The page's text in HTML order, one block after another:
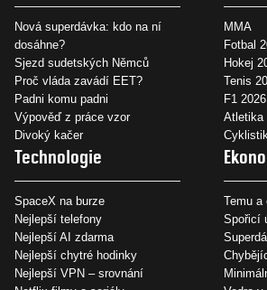
Nová superdávka: kdo na ní
dosáhne?
Sjezd sudetských Němců
Proč vláda zavádí EET?
Padni komu padni
Výpověď z práce vzor
Divoký kačer
MMA
Fotbal
Hokej
Tenis
F1 2026
Atletika
Technologie
SpaceX na burze
Nejlepší telefony
Nejlepší AI zdarma
Nejlepší chytré hodinky
Nejlepší VPN – srovnání
Temu a
Spořicí